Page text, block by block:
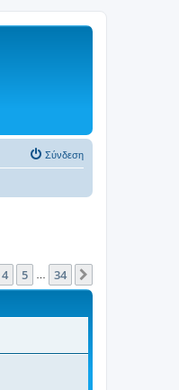
Σύνδεση
34
4 5 34